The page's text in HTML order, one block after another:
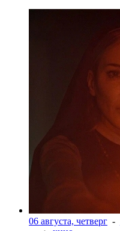
06 августа, четверг -